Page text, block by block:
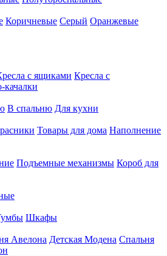
Коричневые Серый Оранжевые
с ящиками Кресла с
качалки
В спальню Для кухни
Товары для дома Наполнение
Подъемные механизмы Короб для
Шкафы
Авелона Детская Модена Спальня